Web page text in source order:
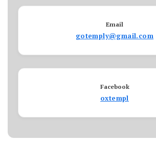
Email
gotemply@gmail.com
Facebook
oxtempl